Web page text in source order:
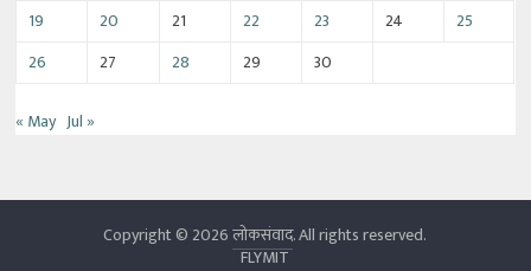
19
20 21 22 23 24
25
26
27 28 29 30
« May Jul »
Copyright © 2026लोकसंवाद. All rights reserved.
FLYMIT